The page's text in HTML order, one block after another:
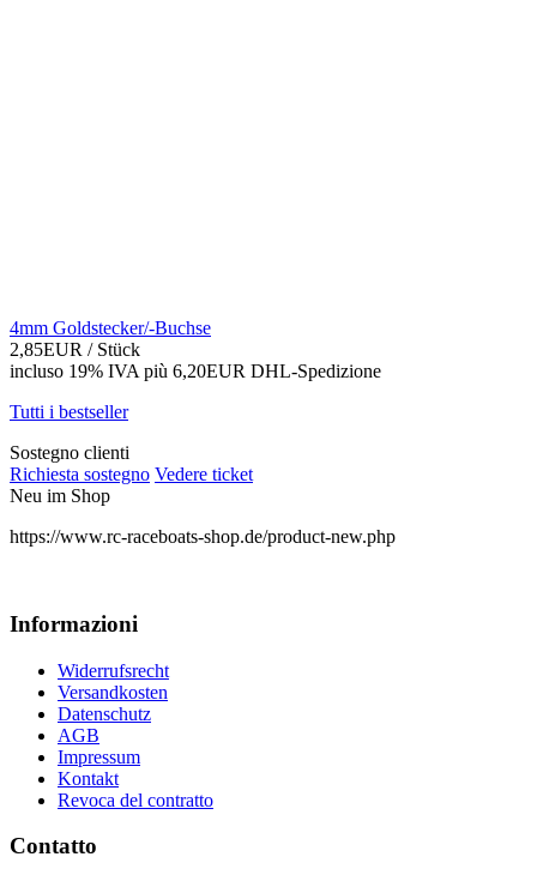
4mm Goldstecker/-Buchse
2,85EUR / Stück
incluso 19% IVA più 6,20EUR DHL-Spedizione
Tutti i bestseller
Sostegno clienti
Richiesta sostegno Vedere ticket
Neu im Shop
https://www.rc-raceboats-shop.de/product-new.php
Informazioni
Widerrufsrecht
Versandkosten
Datenschutz
AGB
Impressum
Kontakt
Revoca del contratto
Contatto